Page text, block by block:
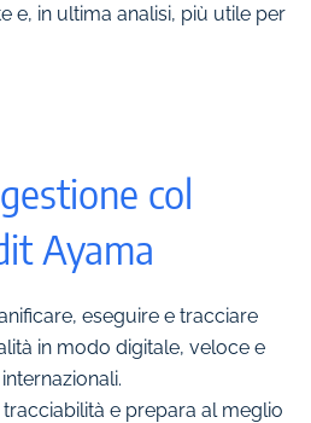
e, in ultima analisi, più utile per
col
Ayama
eseguire e tracciare
in modo digitale, veloce e
e prepara al meglio